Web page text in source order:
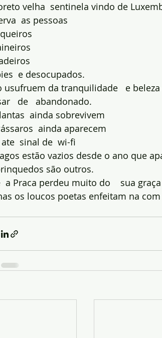
velha  sentinela vindo de
as pessoas
e desocupados.
usufruem da tranquilidade   e
de   abandonado.
ainda sobrevivem
ainda aparecem
sinal de  wi-fi
estão vazios desde o ano que
são outros.
a Praca perdeu muito do    sua graça
os loucos poetas enfeitam na